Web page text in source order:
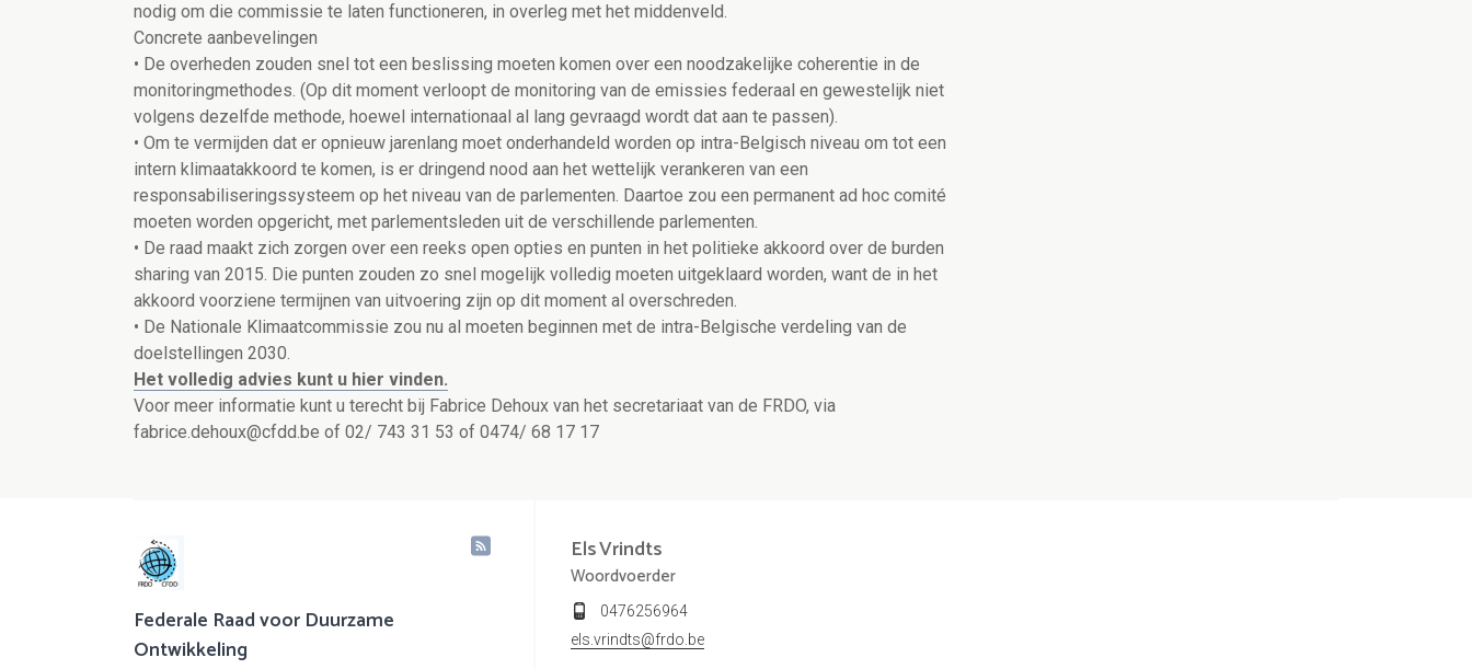
nodig om die commissie te laten functioneren, in overleg met het middenveld.
Concrete aanbevelingen
• De overheden zouden snel tot een beslissing moeten komen over een noodzakelijke coherentie in de
monitoringmethodes. (Op dit moment verloopt de monitoring van de emissies federaal en gewestelijk niet
volgens dezelfde methode, hoewel internationaal al lang gevraagd wordt dat aan te passen).
• Om te vermijden dat er opnieuw jarenlang moet onderhandeld worden op intra-Belgisch niveau om tot een
intern klimaatakkoord te komen, is er dringend nood aan het wettelijk verankeren van een
responsabiliseringssysteem op het niveau van de parlementen. Daartoe zou een permanent ad hoc comité
moeten worden opgericht, met parlementsleden uit de verschillende parlementen.
• De raad maakt zich zorgen over een reeks open opties en punten in het politieke akkoord over de burden
sharing van 2015. Die punten zouden zo snel mogelijk volledig moeten uitgeklaard worden, want de in het
akkoord voorziene termijnen van uitvoering zijn op dit moment al overschreden.
• De Nationale Klimaatcommissie zou nu al moeten beginnen met de intra-Belgische verdeling van de
doelstellingen 2030.
Het volledig advies kunt u hier vinden.
Voor meer informatie kunt u terecht bij Fabrice Dehoux van het secretariaat van de FRDO, via
fabrice.dehoux@cfdd.be of 02/ 743 31 53 of 0474/ 68 17 17
Federale Raad voor Duurzame
Ontwikkeling
ElsVrindts
Woordvoerder
0476256964
els.vrindts@frdo.be